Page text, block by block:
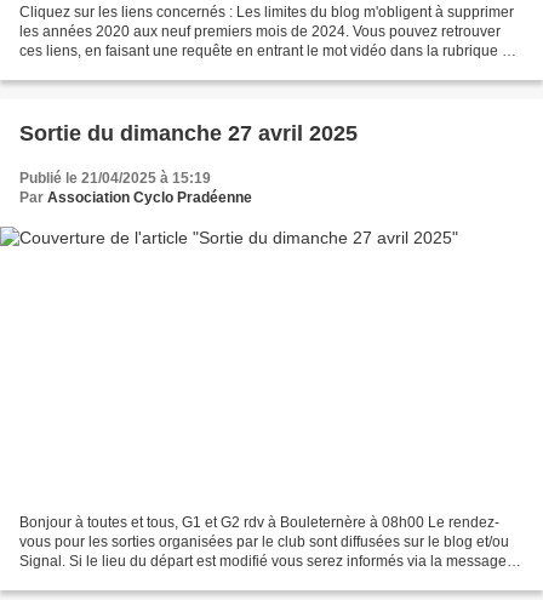
Cliquez sur les liens concernés : Les limites du blog m'obligent à supprimer
les années 2020 aux neuf premiers mois de 2024. Vous pouvez retrouver
ces liens, en faisant une requête en entrant le mot vidéo dans la rubrique de
Sortie du dimanche 27 avril 2025
Publié le 21/04/2025 à 15:19
Par Association Cyclo Pradéenne
Bonjour à toutes et tous, G1 et G2 rdv à Bouleternère à 08h00 Le rendez-
vous pour les sorties organisées par le club sont diffusées sur le blog et/ou
Signal. Si le lieu du départ est modifié vous serez informés via la messagerie